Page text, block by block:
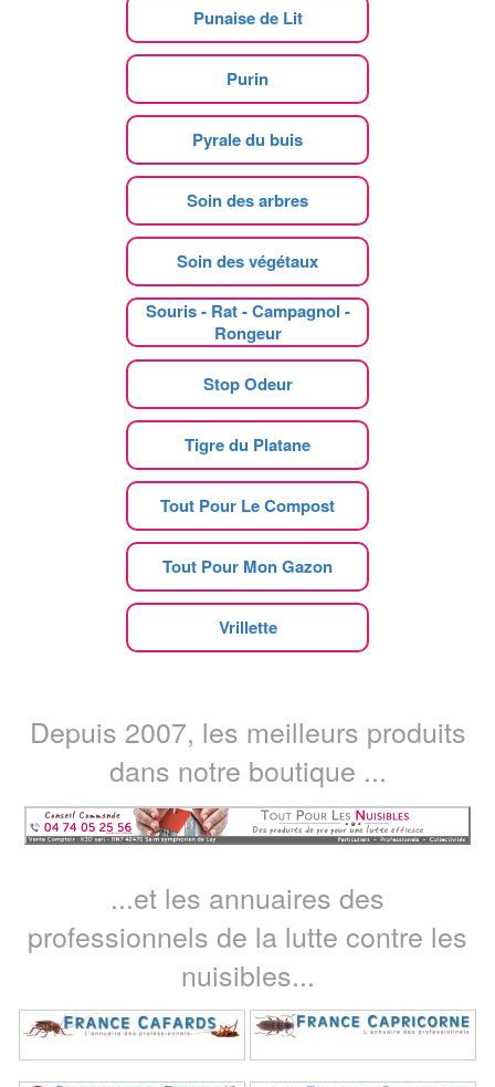
Punaise de Lit
Purin
Pyrale du buis
Soin des arbres
Soin des végétaux
Souris - Rat - Campagnol -
Rongeur
Stop Odeur
Tigre du Platane
Tout Pour Le Compost
Tout Pour Mon Gazon
Vrillette
Depuis 2007, les meilleurs produits
dans notre boutique ...
...et les annuaires des
professionnels de la lutte contre les
nuisibles...